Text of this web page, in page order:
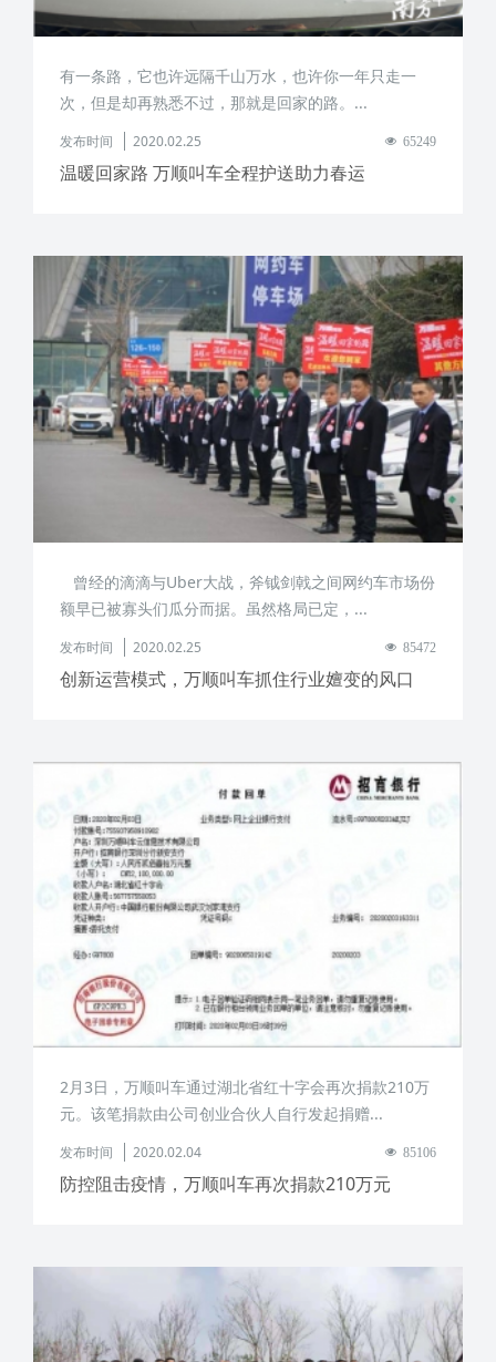
有一条路，它也许远隔千山万水，也许你一年只走一
次，但是却再熟悉不过，那就是回家的路。...
发布时间 2020.02.25 65249
温暖回家路 万顺叫车全程护送助力春运
曾经的滴滴与Uber大战，斧钺剑戟之间网约车市场份
额早已被寡头们瓜分而据。虽然格局已定，...
发布时间 2020.02.25 85472
创新运营模式，万顺叫车抓住行业嬗变的风口
2月3日，万顺叫车通过湖北省红十字会再次捐款210万
元。该笔捐款由公司创业合伙人自行发起捐赠...
发布时间 2020.02.04 85106
防控阻击疫情，万顺叫车再次捐款210万元